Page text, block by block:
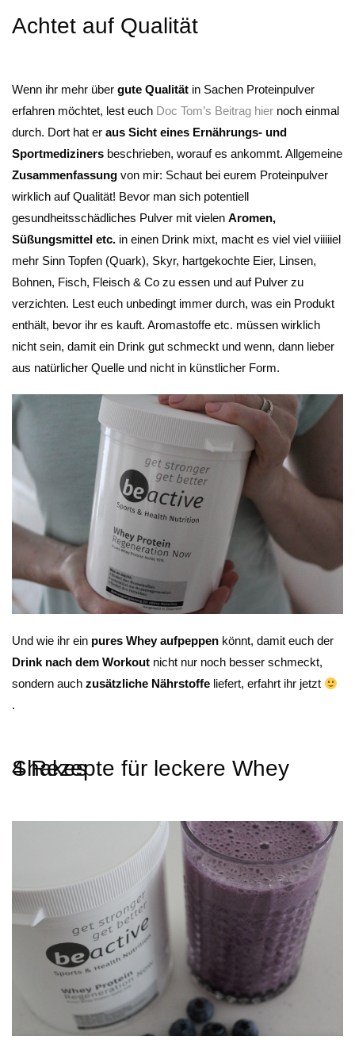
Achtet auf Qualität
Wenn ihr mehr über gute Qualität in Sachen Proteinpulver
erfahren möchtet, lest euch Doc Tom’s Beitrag hier noch einmal
durch. Dort hat er aus Sicht eines Ernährungs- und
Sportmediziners beschrieben, worauf es ankommt. Allgemeine
Zusammenfassung von mir: Schaut bei eurem Proteinpulver
wirklich auf Qualität! Bevor man sich potentiell
gesundheitsschädliches Pulver mit vielen Aromen,
Süßungsmittel etc. in einen Drink mixt, macht es viel viel viiiiiel
mehr Sinn Topfen (Quark), Skyr, hartgekochte Eier, Linsen,
Bohnen, Fisch, Fleisch & Co zu essen und auf Pulver zu
verzichten. Lest euch unbedingt immer durch, was ein Produkt
enthält, bevor ihr es kauft. Aromastoffe etc. müssen wirklich
nicht sein, damit ein Drink gut schmeckt und wenn, dann lieber
aus natürlicher Quelle und nicht in künstlicher Form.
Und wie ihr ein pures Whey aufpeppen könnt, damit euch der
Drink nach dem Workout nicht nur noch besser schmeckt,
sondern auch zusätzliche Nährstoffe liefert, erfahrt ihr jetzt
.
4 Rezepte für leckere Whey Shakes